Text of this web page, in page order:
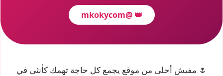
👑
@mkokycom
🌷 مفيش أحلى من موقع يجمع كل حاجة تهمك كأنثى في